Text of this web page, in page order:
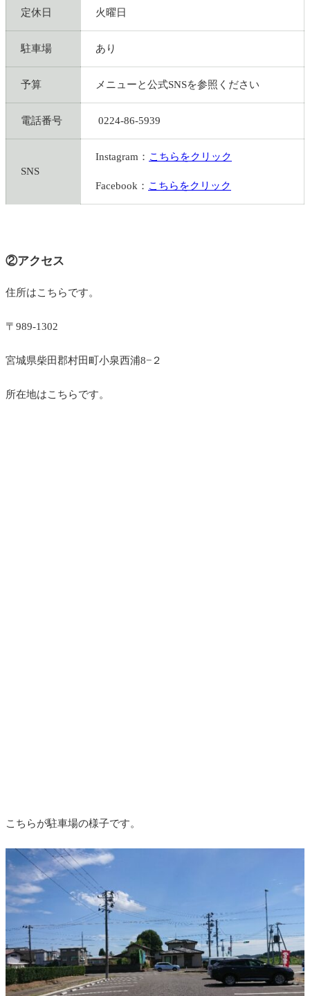
定休日 火曜日
駐車場 あり
予算 メニューと公式SNSを参照ください
電話番号 0224-86-5939
SNS
Instagram： こちらをクリック
Facebook： こちらをクリック
②アクセス
住所はこちらです。
〒989-1302
宮城県柴田郡村田町小泉西浦8−２
所在地はこちらです。
こちらが駐車場の様子です。